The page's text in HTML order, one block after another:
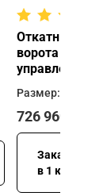
Откатные
ворота
управление)
Размер: 3000 х
726 960
Заказать
в 1 клик